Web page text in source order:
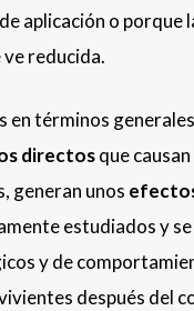
aplicación o porque
ve reducida.
en términos
directosque
generan unos
estudiados y
y de
después del